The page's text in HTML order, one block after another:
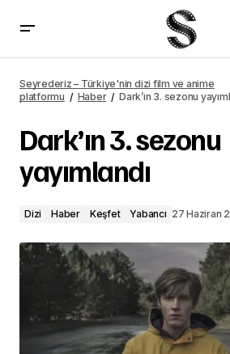
Seyrederiz – Türkiye'nin dizi film ve anime
platformu
Haber Dark’ın 3. sezonu
Dark’ın 3. sezonu
yayımlandı
Dizi Haber Keşfet Yabancı 27 Haziran